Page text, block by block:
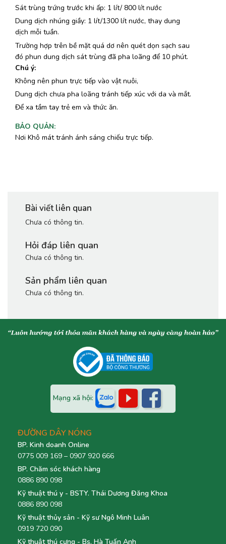
Sát trùng trứng trước khi ấp: 1 lít/ 800 lít nước
Dung dịch nhúng giầy: 1 lít/1300 lít nước, thay dung
dịch mỗi tuần.
Trường hợp trên bề mặt quá dơ nên quét dọn sạch sau
đó phun dung dịch sát trùng đã pha loãng để 10 phút.
Chú ý:
Không nên phun trực tiếp vào vật nuôi,
Dung dịch chưa pha loãng tránh tiếp xúc với da và mắt.
Để xa tầm tay trẻ em và thức ăn.
BẢO QUẢN:
Nơi Khô mát tránh ánh sáng chiếu trực tiếp.
Bài viết liên quan
Chưa có thông tin.
Hỏi đáp liên quan
Chưa có thông tin.
Sản phẩm liên quan
Chưa có thông tin.
Mạng xã hội:
ĐƯỜNG DÂY NÓNG
BP. Kinh doanh Online
0775 009 169 – 0907 920 666
BP. Chăm sóc khách hàng
0886 890 098
Kỹ thuật thú y - BSTY. Thái Dương Đăng Khoa
0886 890 098
Kỹ thuật thủy sản - Kỹ sư Ngô Minh Luân
0919 720 090
Kỹ thuật thú cưng - Bs. Hà Tuấn Anh